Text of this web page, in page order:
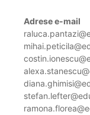
Adrese e-mail